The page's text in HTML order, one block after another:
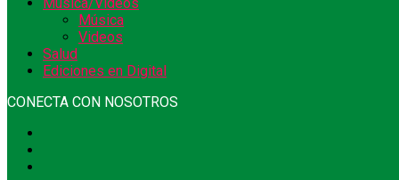
Música
Videos
Salud
Ediciones en Digital
CONECTA CON NOSOTROS